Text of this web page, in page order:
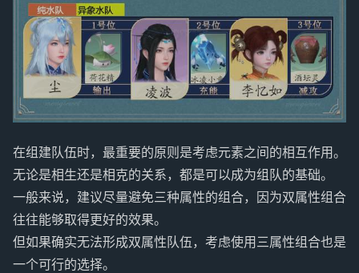
在组建队伍时，最重要的原则是考虑元素之间的相互作用。
无论是相生还是相克的关系，都是可以成为组队的基础。
一般来说，建议尽量避免三种属性的组合，因为双属性组合
往往能够取得更好的效果。
但如果确实无法形成双属性队伍，考虑使用三属性组合也是
一个可行的选择。